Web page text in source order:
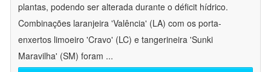
plantas, podendo ser alterada durante o déficit hídrico.
Combinações laranjeira 'Valência' (LA) com os porta-
enxertos limoeiro 'Cravo' (LC) e tangerineira 'Sunki
Maravilha' (SM) foram ...